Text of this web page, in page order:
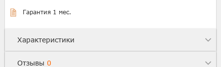
Гарантия 1 мес.
Характеристики
Отзывы 0